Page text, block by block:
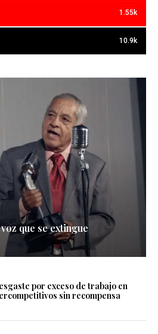
1.55k
10.9k
que se extingue
por exceso de trabajo en
sin recompensa